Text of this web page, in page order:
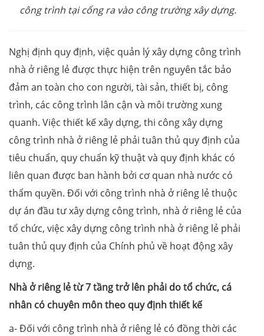
công trình tại cổng ra vào công trường xây dựng.
Nghị định quy định, việc quản lý xây dựng công trình
nhà ở riêng lẻ được thực hiện trên nguyên tắc bảo
đảm an toàn cho con người, tài sản, thiết bị, công
trình, các công trình lân cận và môi trường xung
quanh. Việc thiết kế xây dựng, thi công xây dựng
công trình nhà ở riêng lẻ phải tuân thủ quy định của
tiêu chuẩn, quy chuẩn kỹ thuật và quy định khác có
liên quan được ban hành bởi cơ quan nhà nước có
thẩm quyền. Đối với công trình nhà ở riêng lẻ thuộc
dự án đầu tư xây dựng công trình, nhà ở riêng lẻ của
tổ chức, việc xây dựng công trình nhà ở riêng lẻ phải
tuân thủ quy định của Chính phủ về hoạt động xây
dựng.
Nhà ở riêng lẻ từ 7 tầng trở lên phải do tổ chức, cá
nhân có chuyên môn theo quy định thiết kế
a- Đối với công trình nhà ở riêng lẻ có đồng thời các